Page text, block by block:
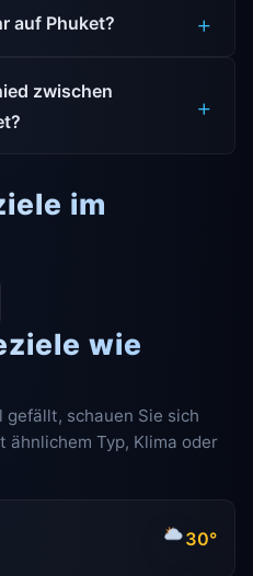
auf Phuket?
zwischen
im
wie
gefällt, schauen Sie sich
Typ, Klima oder
30°